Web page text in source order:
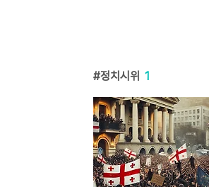
정치시위 1